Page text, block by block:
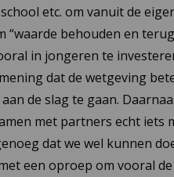
etc. om vanuit de
“waarde behouden en
in jongeren te
dat de wetgeving
de slag te gaan.
met partners echt iets
dat we wel kunnen
een oproep om vooral